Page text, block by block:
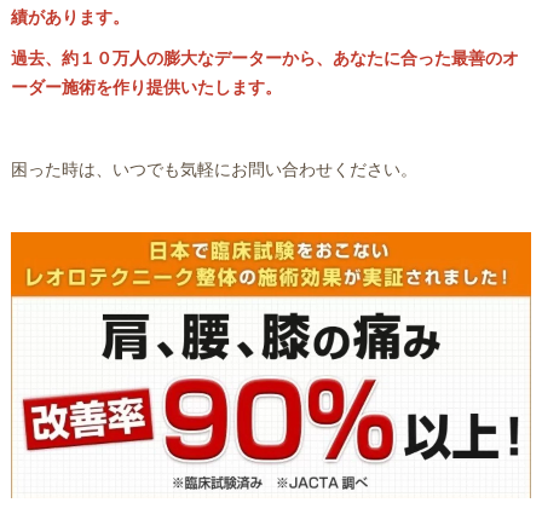
績があります。
過去、約１０万人の膨大なデーターから、あなたに合った最善のオ
ーダー施術を作り提供いたします。
困った時は、いつでも気軽にお問い合わせください。